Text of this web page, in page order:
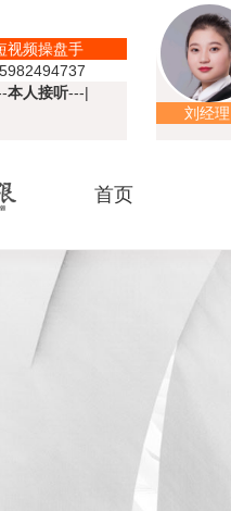
视频操盘手
本人接听---|
刘经理
首页